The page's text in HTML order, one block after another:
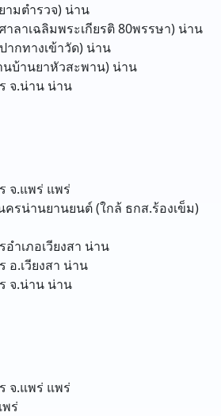
ามตำรวจ) น่าน
ลาเฉลิมพระเกียรติ 80พรรษา) น่าน
ากทางเข้าวัด) น่าน
นบ้านยาหัวสะพาน) น่าน
จ.น่าน น่าน
จ.แพร่ แพร่
ครน่านยานยนต์ (ใกล้ ธกส.ร้องเข็ม)
ำเภอเวียงสา น่าน
อ.เวียงสา น่าน
จ.น่าน น่าน
จ.แพร่ แพร่
ร่